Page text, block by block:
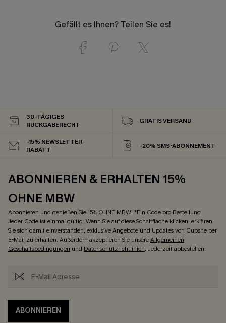
Gefällt es Ihnen? Teilen Sie es!
30-TÄGIGES
RÜCKGABERECHT
GRATIS VERSAND
-15% NEWSLETTER-
RABATT
-20% SMS-ABONNEMENT
ABONNIEREN & ERHALTEN 15%
OHNE MBW
Abonnieren und genießen Sie 15% OHNE MBW! *Ein Code pro Bestellung.
Jeder Code ist einmal gültig. Wenn Sie auf diese Schaltfläche klicken, erklären
Sie sich damit einverstanden, exklusive Angebote und Updates von Cupshe per
E-Mail zu erhalten. Außerdem akzeptieren Sie unsereAllgemeinen
Geschäftsbedingungen und Datenschutzrichtlinien. Jederzeit abbestellen.
ABONNIEREN